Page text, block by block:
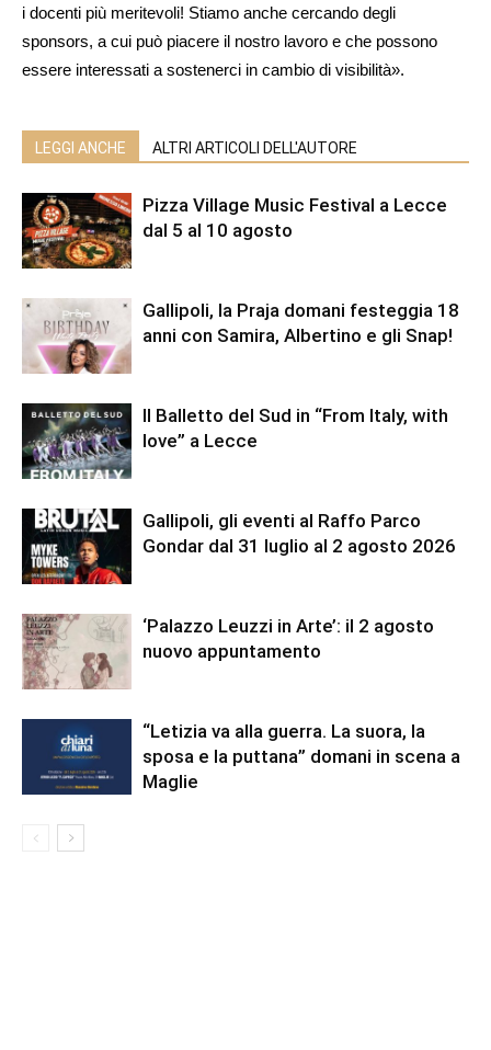
i docenti più meritevoli! Stiamo anche cercando degli
sponsors, a cui può piacere il nostro lavoro e che possono
essere interessati a sostenerci in cambio di visibilità».
LEGGI ANCHE ALTRI ARTICOLI DELL'AUTORE
Pizza Village Music Festival a Lecce
dal 5 al 10 agosto
Gallipoli, la Praja domani festeggia 18
anni con Samira, Albertino e gli Snap!
Il Balletto del Sud in “From Italy, with
love” a Lecce
Gallipoli, gli eventi al Raffo Parco
Gondar dal 31 luglio al 2 agosto 2026
‘Palazzo Leuzzi in Arte’: il 2 agosto
nuovo appuntamento
“Letizia va alla guerra. La suora, la
sposa e la puttana” domani in scena a
Maglie